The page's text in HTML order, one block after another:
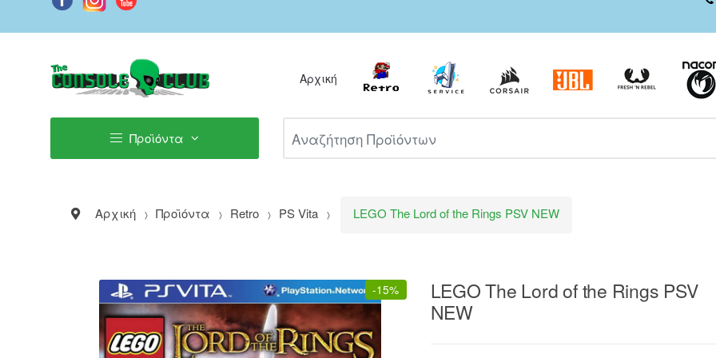
Αρχική
Προϊόντα
Αρχική Προϊόντα Retro PS Vita LEGO The Lord of the Rings PSV NEW
-15%
LEGO The Lord of the Rings PSV
NEW